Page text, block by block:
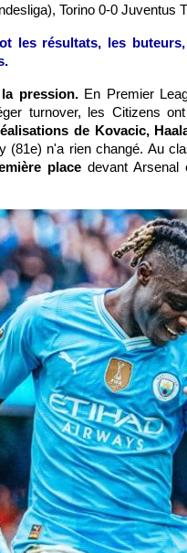
Torino 0-0 Juventus
les résultats, les
pression.En Premier
turnover, les Citizens
de Kovacic,
(81e) n'a rien changé. Au
place devant Arsenal